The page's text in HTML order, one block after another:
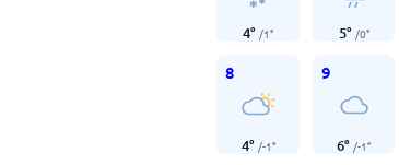
4° /1° 5° /0°
8
4° /-1°
9
6° /-1°